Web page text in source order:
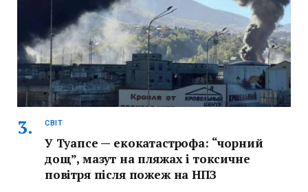
СВІТ
У Туапсе — екокатастрофа: “чорний
дощ”, мазут на пляжах і токсичне
повітря після пожеж на НПЗ